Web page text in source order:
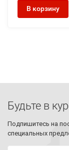
В корзину
Будьте в
Подпишитесь на
специальных